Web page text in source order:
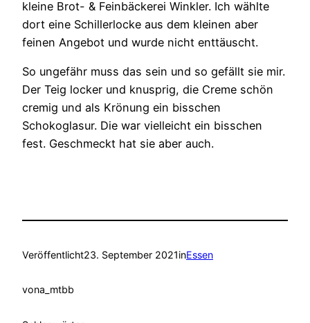
kleine Brot- & Feinbäckerei Winkler. Ich wählte
dort eine Schillerlocke aus dem kleinen aber
feinen Angebot und wurde nicht enttäuscht.
So ungefähr muss das sein und so gefällt sie mir.
Der Teig locker und knusprig, die Creme schön
cremig und als Krönung ein bisschen
Schokoglasur. Die war vielleicht ein bisschen
fest. Geschmeckt hat sie aber auch.
Veröffentlicht23. September 2021inEssen
vona_mtbb